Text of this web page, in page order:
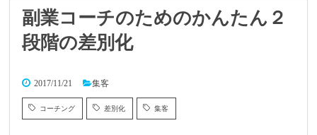
副業コーチのためのかんたん２
段階の差別化
2017/11/21 集客
コーチング 差別化 集客